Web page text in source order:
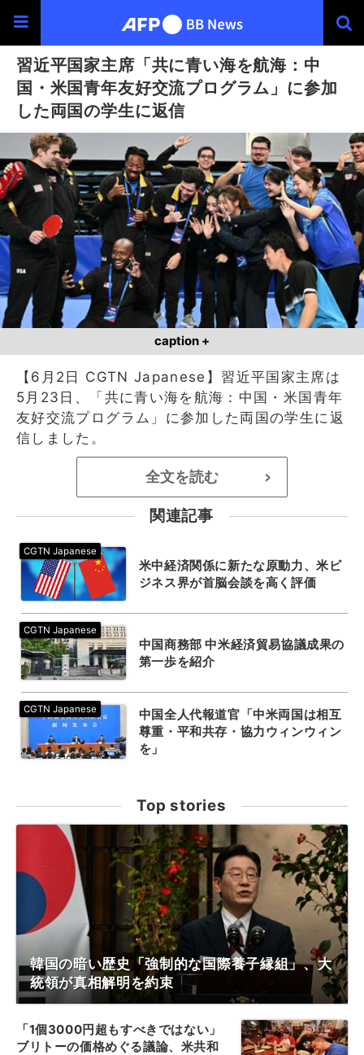
習近平国家主席「共に青い海を航海：中
国・米国青年友好交流プログラム」に参加
した両国の学生に返信
caption +
【6月2日 CGTN Japanese】習近平国家主席は
5月23日、「共に青い海を航海：中国・米国青年
友好交流プログラム」に参加した両国の学生に返
信しました。
全文を読む >
関連記事
米中経済関係に新たな原動力、米ビ
ジネス界が首脳会談を高く評価
中国商務部 中米経済貿易協議成果の
第一歩を紹介
中国全人代報道官「中米両国は相互
尊重・平和共存・協力ウィンウィン
を」
Top stories
韓国の暗い歴史「強制的な国際養子縁組」、大
統領が真相解明を約束
「1個3000円超もすべきではない」
ブリトーの価格めぐる議論、米共和